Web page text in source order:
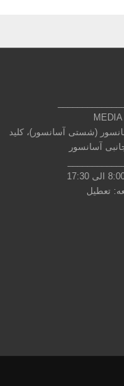
(شستی آسانسور)، کلید
آسانسور
تعطیل